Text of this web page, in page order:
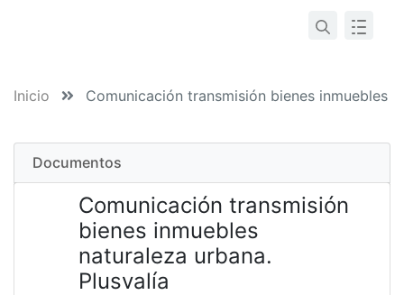
Inicio Comunicación transmisión bienes inmuebles
Documentos
Comunicación transmisión
bienes inmuebles
naturaleza urbana.
Plusvalía